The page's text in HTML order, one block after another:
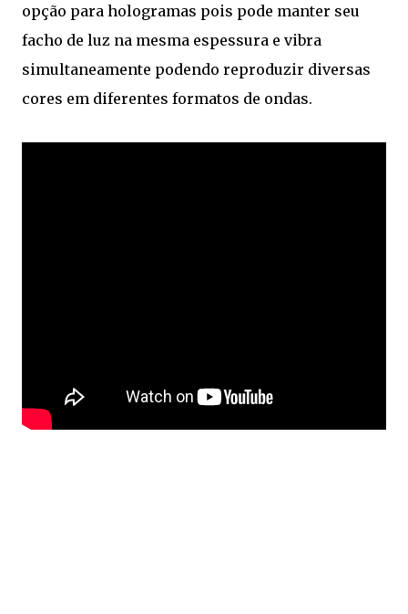
opção para hologramas pois pode manter seu
facho de luz na mesma espessura e vibra
simultaneamente podendo reproduzir diversas
cores em diferentes formatos de ondas.